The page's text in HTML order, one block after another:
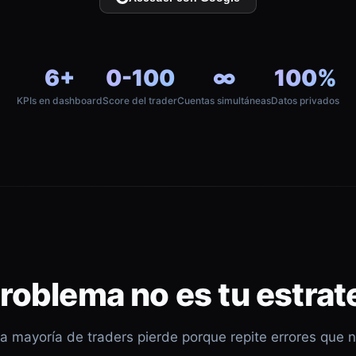
6+
KPIs en dashboard
0-100
Score del trader
∞
Cuentas simultáneas
100%
Datos privados
no es tu
mayoría de traders pierde porque repite errores que